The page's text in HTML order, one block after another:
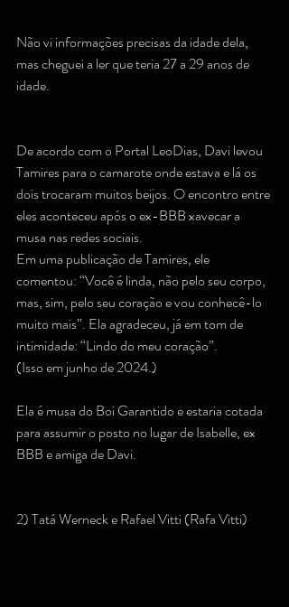
Não vi informações precisas da idade dela,
mas cheguei a ler que teria 27 a 29 anos de
idade.
De acordo com o Portal LeoDias, Davi levou
Tamires para o camarote onde estava e lá os
dois trocaram muitos beijos. O encontro entre
eles aconteceu após o ex-BBB xavecar a
musa nas redes sociais.
Em uma publicação de Tamires, ele
comentou: “Você é linda, não pelo seu corpo,
mas, sim, pelo seu coração e vou conhecê-lo
muito mais”. Ela agradeceu, já em tom de
intimidade: “Lindo do meu coração”.
(Isso em junho de 2024.)
Ela é musa do Boi Garantido e estaria cotada
para assumir o posto no lugar de Isabelle, ex
BBB e amiga de Davi.
2) Tatá Werneck e Rafael Vitti (Rafa Vitti)